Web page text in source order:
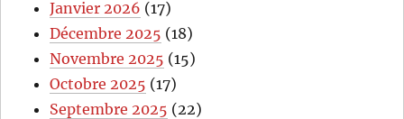
Janvier 2026 (17)
Décembre 2025 (18)
Novembre 2025 (15)
Octobre 2025 (17)
Septembre 2025 (22)